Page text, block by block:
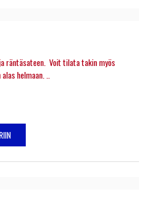
räntäsateen. Voit tilata takin myös
helmaan. ..